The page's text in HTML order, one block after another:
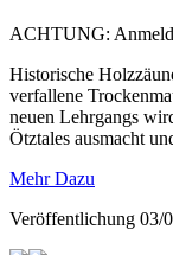
ACHTUNG:
Historische
verfallene
neuen Lehrgangs
Ötztales ausmacht
Mehr Dazu
Veröffentlichung 03/